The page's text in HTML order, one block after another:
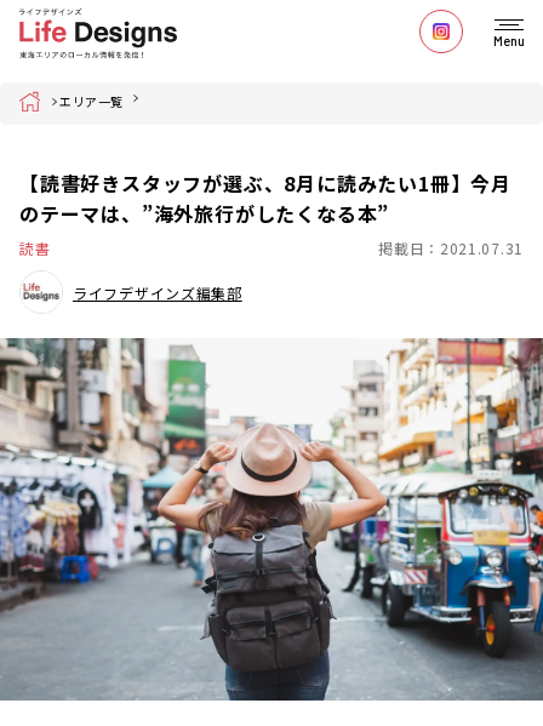
Menu
Home エリア一覧
【読書好きスタッフが選ぶ、8月に読みたい1冊】今月
のテーマは、”海外旅行がしたくなる本”
読書 掲載日：2021.07.31
ライフデザインズ編集部